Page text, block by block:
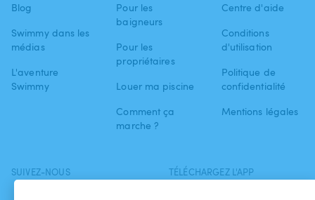
Blog
Swimmy dans les
médias
L'aventure
Swimmy
Pour les
baigneurs
Pour les
propriétaires
Louer ma piscine
Comment ça
marche ?
Centre d'aide
Conditions
d'utilisation
Politique de
confidentialité
Mentions légales
SUIVEZ-NOUS TÉLÉCHARGEZ L'APP